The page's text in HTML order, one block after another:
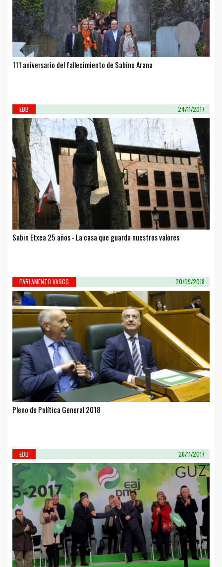
111 aniversario del fallecimiento de Sabino Arana
EBB 24/11/2017
Sabin Etxea 25 años - La casa que guarda nuestros valores
PARLAMENTO VASCO 20/09/2018
Pleno de Política General 2018
EBB 26/11/2017